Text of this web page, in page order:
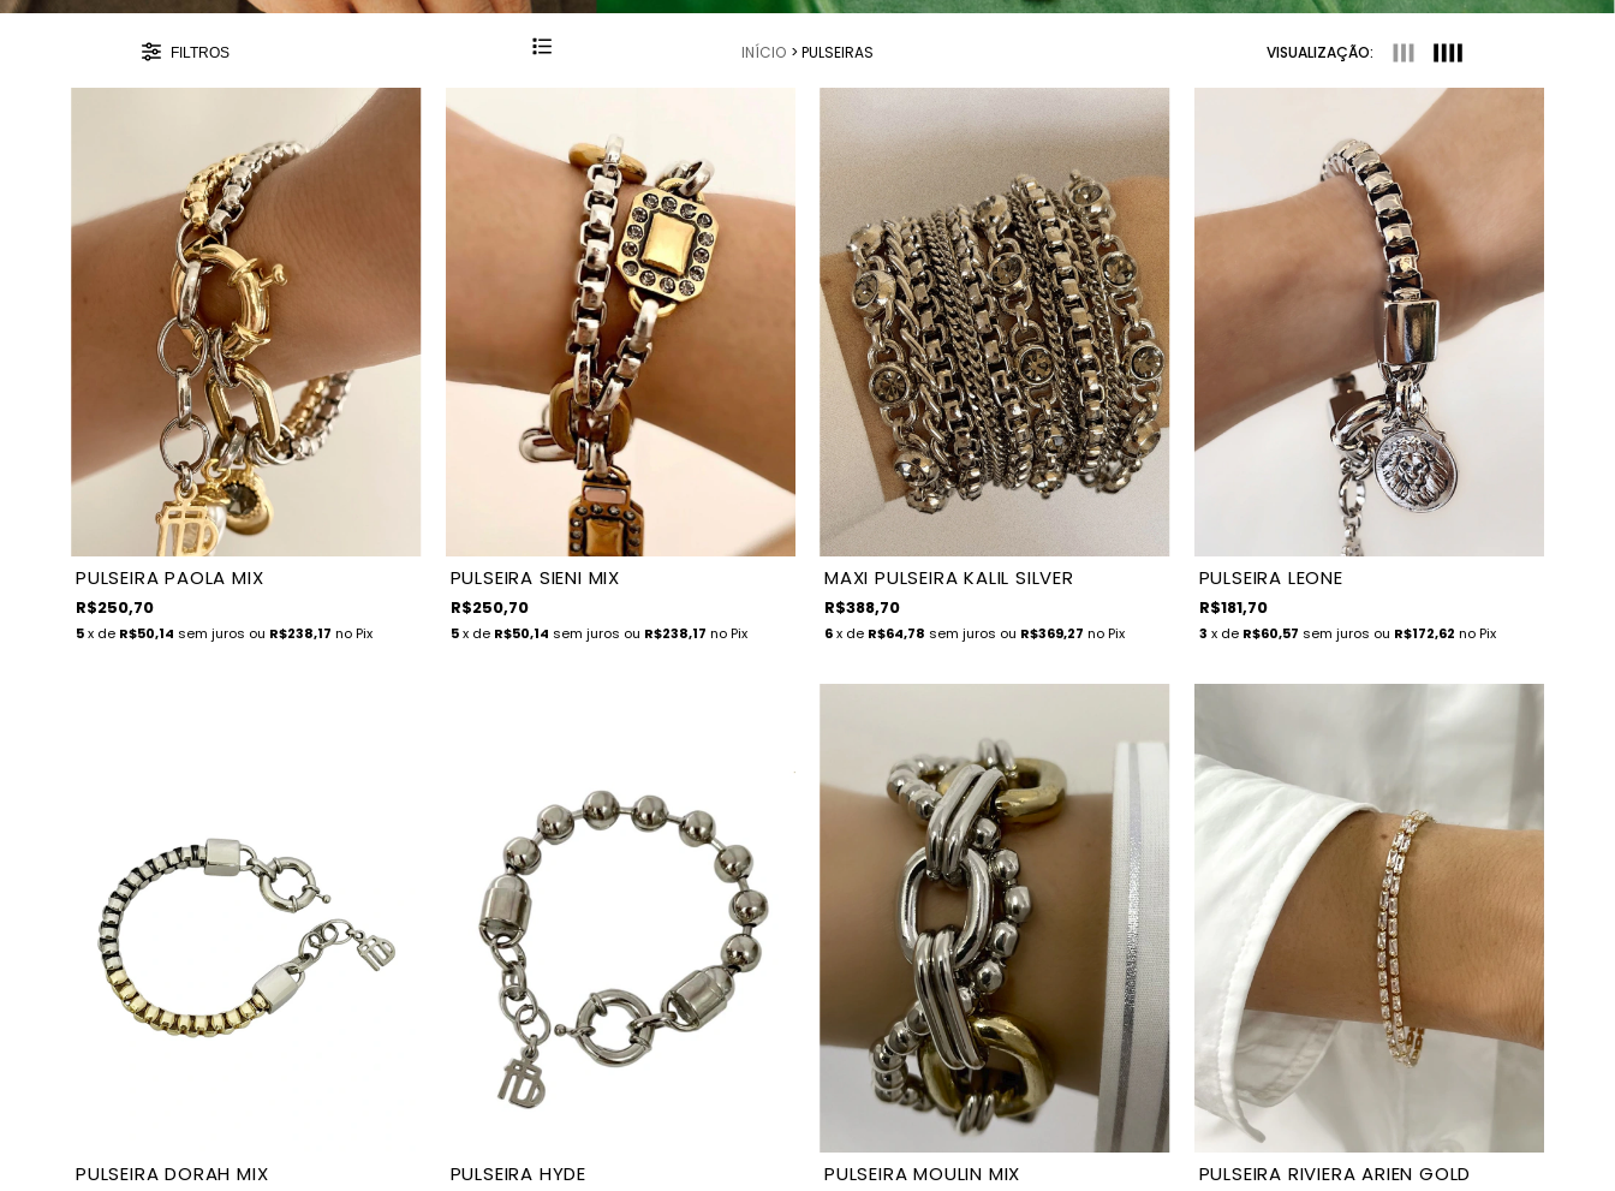
FILTROS INÍCIO > PULSEIRAS VISUALIZAÇÃO:
PULSEIRA PAOLA MIX
R$250,70
5x de R$50,14 sem juros ou R$238,17 no Pix
PULSEIRA SIENI MIX
R$250,70
5 x de R$50,14 sem juros ou R$238,17 no Pix
MAXI PULSEIRA KALIL SILVER
R$388,70
6x de R$64,78 sem juros ou R$369,27 no Pix
PULSEIRA LEONE
R$181,70
3 x de R$60,57 sem juros ou R$172,62 no Pix
PULSEIRA DORAH MIX PULSEIRA HYDE PULSEIRA MOULIN MIX PULSEIRA RIVIERA ARIEN GOLD